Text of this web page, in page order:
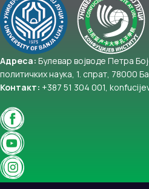
Адреса: Булевар војводе Петра
политичких наука, 1. спрат, 78000
Контакт: +387 51 304 001,